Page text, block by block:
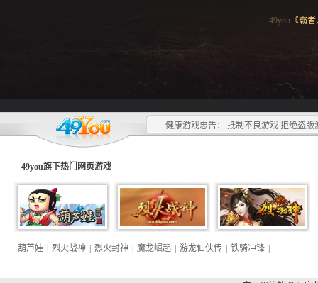
49you《霸者
健康游戏忠告： 抵制不良游戏 拒绝盗
49you旗下热门 网页游戏
葫芦娃 烈火战神 烈火封神 魔龙崛起 游龙仙侠传 铁骑冲锋